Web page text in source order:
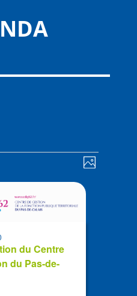
de
Photo
du Centre
du Pas-de-